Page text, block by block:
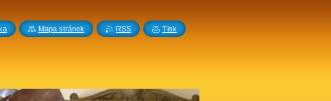
Mapa stránek RSS Tisk